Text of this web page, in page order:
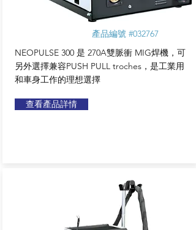
產品編號 #032767
NEOPULSE 300 是 270A雙脈衝 MIG焊機，可
另外選擇兼容PUSH PULL troches，是工業用
和車身工作的理想選擇
查看產品詳情